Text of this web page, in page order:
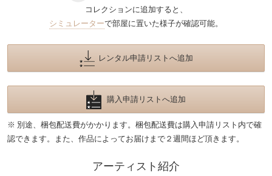
コレクションに追加すると、
シミュレーターで部屋に置いた様子が確認可能。
レンタル申請リストへ追加
購入申請リストへ追加
※ 別途、梱包配送費がかかります。梱包配送費は購入申請リスト内で確
認できます。また、作品によってお届けまで２週間ほど頂きます。
アーティスト紹介